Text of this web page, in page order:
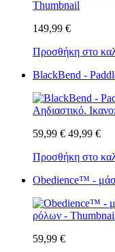
149,99 €
Προσθήκη στο
BlackBend -
59,99 € 49,99 €
Προσθήκη στο
Obedience™ -
59,99 €